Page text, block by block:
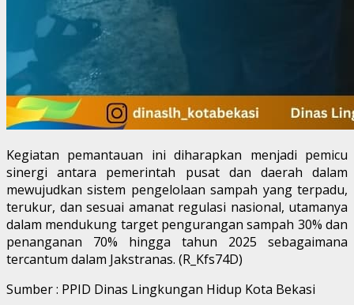
Kegiatan pemantauan ini diharapkan menjadi pemicu
sinergi antara pemerintah pusat dan daerah dalam
mewujudkan sistem pengelolaan sampah yang terpadu,
terukur, dan sesuai amanat regulasi nasional, utamanya
dalam mendukung target pengurangan sampah 30% dan
penanganan 70% hingga tahun 2025 sebagaimana
tercantum dalam Jakstranas. (R_Kfs74D)
Sumber : PPID Dinas Lingkungan Hidup Kota Bekasi